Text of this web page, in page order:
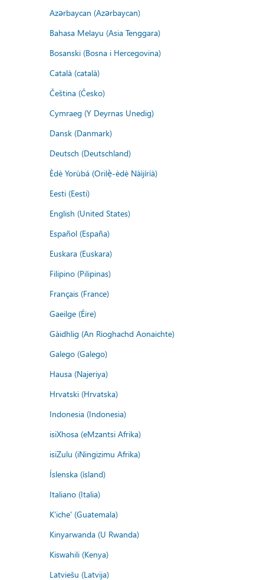
Azərbaycan (Azərbaycan)
Bahasa Melayu (Asia Tenggara)
Bosanski (Bosna i Hercegovina)
Català (català)
Čeština (Česko)
Cymraeg (Y Deyrnas Unedig)
Dansk (Danmark)
Deutsch (Deutschland)
Èdè Yorùbá (Orilẹ̀-èdè Nàìjíríà)
Eesti (Eesti)
English (United States)
Español (España)
Euskara (Euskara)
Filipino (Pilipinas)
Français (France)
Gaeilge (Éire)
Gàidhlig (An Rìoghachd Aonaichte)
Galego (Galego)
Hausa (Najeriya)
Hrvatski (Hrvatska)
Indonesia (Indonesia)
isiXhosa (eMzantsi Afrika)
isiZulu (iNingizimu Afrika)
Íslenska (ísland)
Italiano (Italia)
K'iche' (Guatemala)
Kinyarwanda (U Rwanda)
Kiswahili (Kenya)
Latviešu (Latvija)